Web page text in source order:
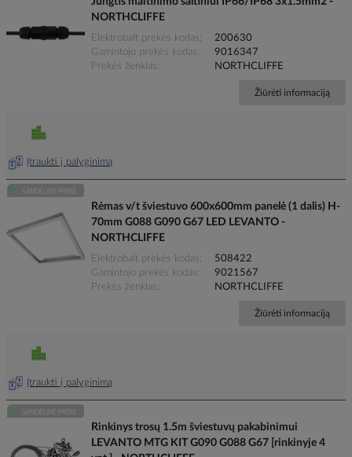
NORTHCLIFFE
Elektrobalt prekės kodas
200630
Gamintojo prekės kodas
9016347
Prekės ženklas
NORTHCLIFFE
Žiūrėti informaciją
Įtraukti į palyginimą
Rėmas v/t šviestuvo 600x600mm panelė (1 dalis) H-
70mm G088 G090 G67 LED LEVANTO -
NORTHCLIFFE
Elektrobalt prekės kodas
508422
Gamintojo prekės kodas
9021567
Prekės ženklas
NORTHCLIFFE
Žiūrėti informaciją
Įtraukti į palyginimą
Rinkinys trosų 1.5m šviestuvų pakabinimui
LEVANTO MTG KIT G090 G088 G67 [rinkinyje 4